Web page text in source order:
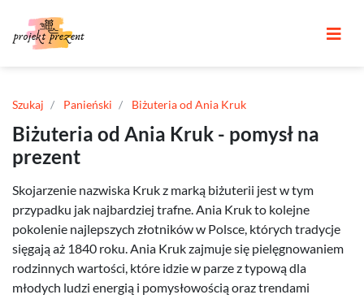
Szukaj Panieński Biżuteria od Ania Kruk
Biżuteria od Ania Kruk - pomysł na
prezent
Skojarzenie nazwiska Kruk z marką biżuterii jest w tym
przypadku jak najbardziej trafne. Ania Kruk to kolejne
pokolenie najlepszych złotników w Polsce, których tradycje
sięgają aż 1840 roku. Ania Kruk zajmuje się pielęgnowaniem
rodzinnych wartości, które idzie w parze z typową dla
młodych ludzi energią i pomysłowością oraz trendami